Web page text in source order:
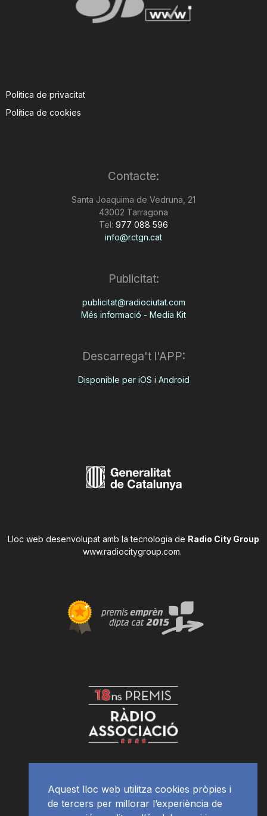
Política de privacitat
Política de cookies
Contacte:
Santa Joaquima de Vedruna, 21
43002 Tarragona
Tel: 977 088 596
info@rctgn.cat
Publicitat:
publicitat@radiociutat.com
Més informació - Media Kit
Descarrega't l'APP:
Disponible per iOS i Android
Lloc web desenvolupat amb la tecnologia de Radio City Group
www.radiocitygroup.com.
Aquest lloc web utilitza cookies pròpies i
de tercers per millorar l’experiència de